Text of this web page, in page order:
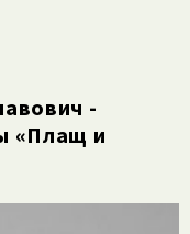
-
«Плащ и